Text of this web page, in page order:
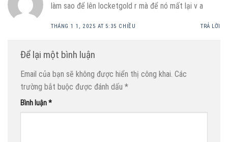
làm sao để lên locketgold r mà để nó mất lại v a
THÁNG 1 1, 2025 AT 5:35 CHIỀU TRẢ LỜI
Để lại một bình luận
Email của bạn sẽ không được hiển thị công khai. Các
trường bắt buộc được đánh dấu *
Bình luận*